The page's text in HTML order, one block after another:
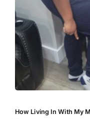
How Living In With My